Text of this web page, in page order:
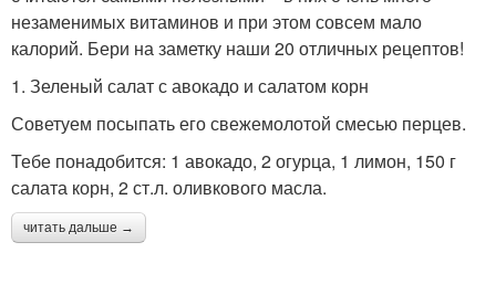
незаменимых витаминов и при этом совсем мало
калорий. Бери на заметку наши 20 отличных рецептов!
1. Зеленый салат с авокадо и салатом корн
Советуем посыпать его свежемолотой смесью перцев.
Тебе понадобится: 1 авокадо, 2 огурца, 1 лимон, 150 г
салата корн, 2 ст.л. оливкового масла.
читать дальше →